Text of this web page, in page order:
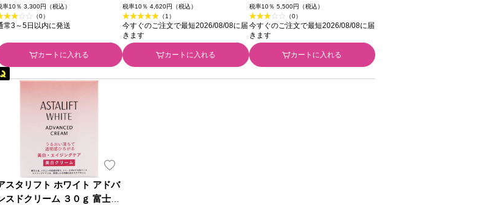
率10％ 3,300円（税込）
（0）
常3～5日以内に発送
カートに入れる
税率10％ 4,620円（税込）
（1）
今すぐのご注文で最短2026/08/08に届
きます
カートに入れる
税率10％ 5,500円（税込）
（0）
今すぐのご注文で最短2026/08/08に届
きます
カートに入れる
スタリフト ホワイト アドバ
スドクリーム ３０ｇ 富士フ